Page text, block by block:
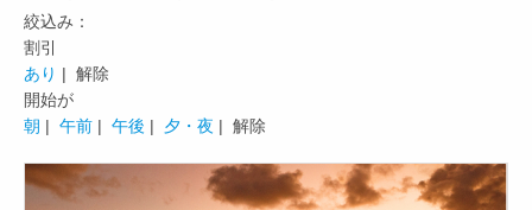
絞込み：
割引
あり | 解除
開始が
朝 | 午前 | 午後 | 夕・夜 | 解除